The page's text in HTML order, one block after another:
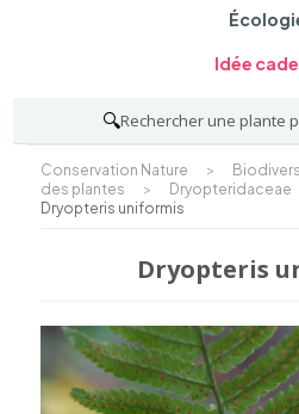
Idée
🔍Rechercher une plante
Conservation Nature >
des plantes
> Dryopteridaceae
Dryopteris uniformis
Dryopteris